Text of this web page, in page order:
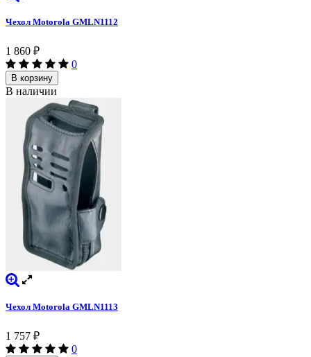
Чехол Motorola GMLN1112
1 860 ₽
0
В корзину
В наличии
Чехол Motorola GMLN1113
1 757 ₽
0